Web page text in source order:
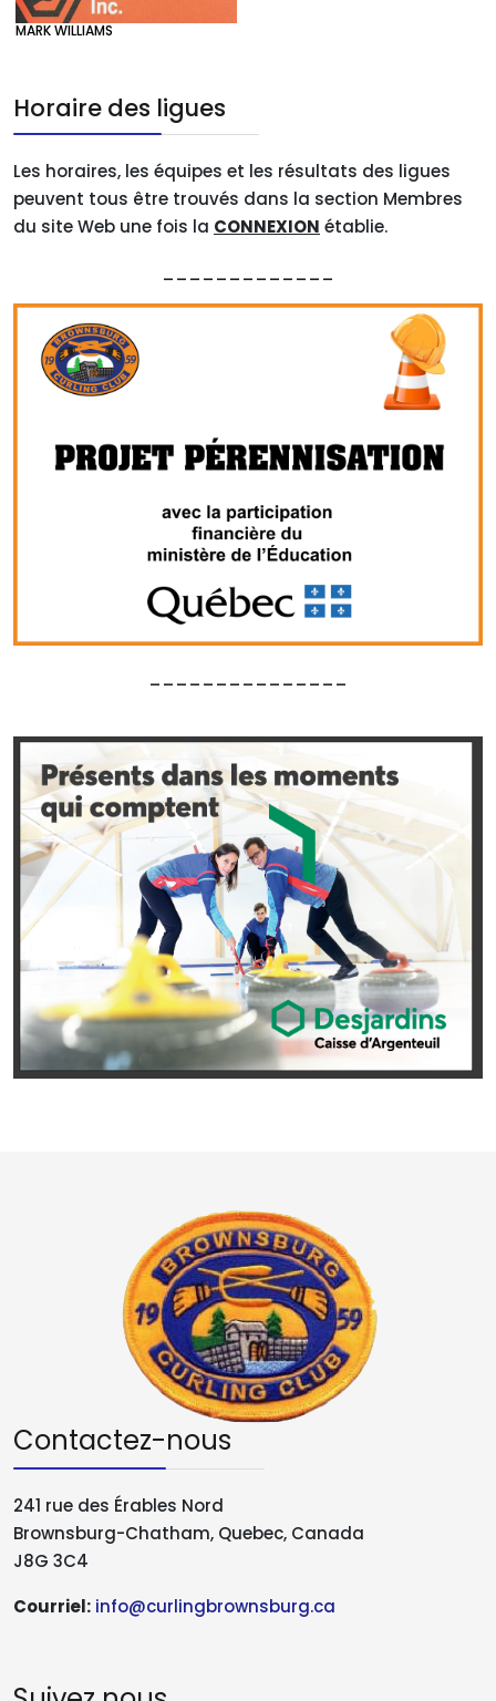
MARK WILLIAMS
Horaire des ligues
Les horaires, les équipes et les résultats des ligues
peuvent tous être trouvés dans la section Membres
du site Web une fois la CONNEXION établie.
_____________
Contactez-nous
241 rue des Érables Nord
Brownsburg-Chatham, Quebec, Canada
J8G 3C4
Courriel: info@curlingbrownsburg.ca